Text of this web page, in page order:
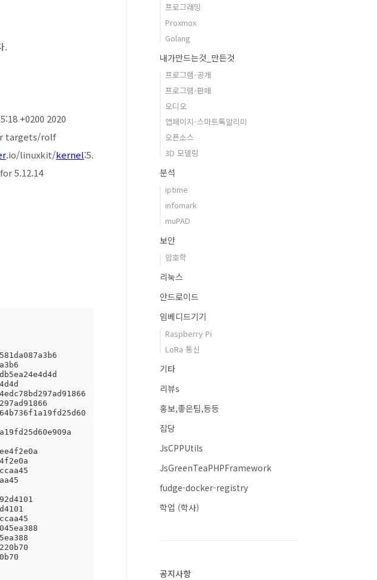
.
+0200 2020
targets/rolf
.io/linuxkit/kernel:5.
5.12.14
프로그래밍
Proxmox
Golang
내가만드는것_만든것
프로그램-공개
프로그램-판매
오디오
앱페이지-스마트톡알리미
오픈소스
3D 모델링
분석
iptime
infomark
muPAD
보안
암호학
리눅스
안드로이드
임베디드기기
Raspberry Pi
LoRa 통신
기타
리뷰s
홍보,좋은팁,등등
잡당
JsCPPUtils
JsGreenTeaPHPFramework
fudge-docker-registry
학업 (학사)
공지사항